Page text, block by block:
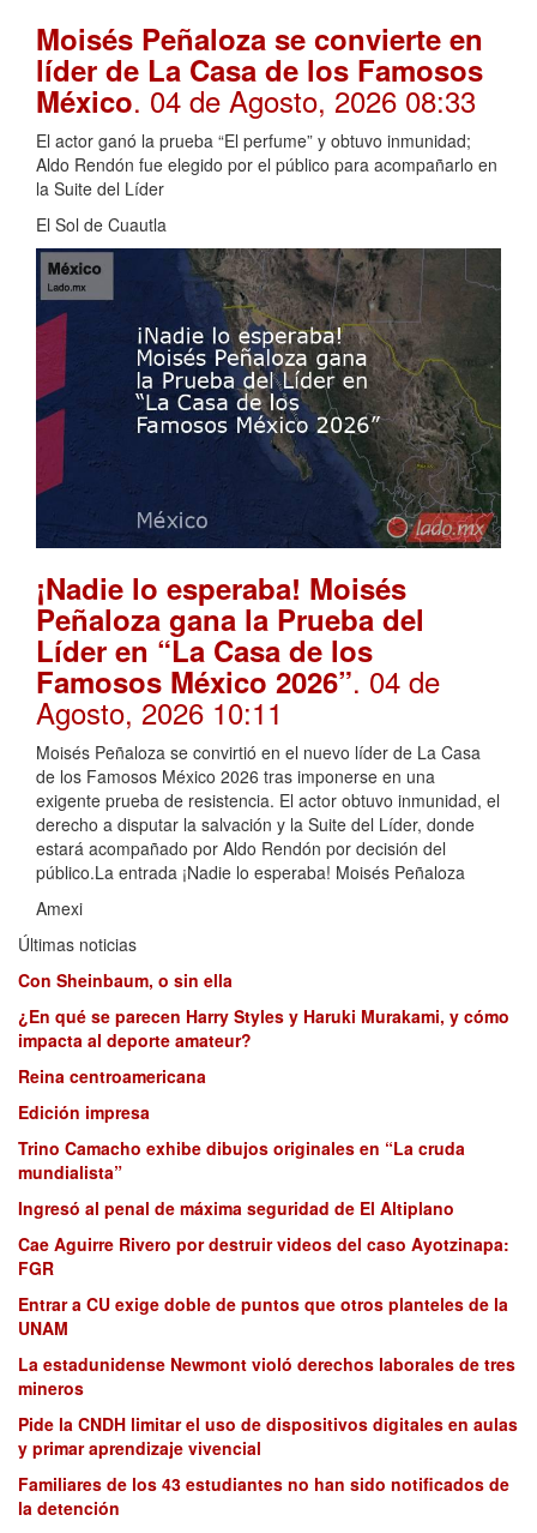
Moisés Peñaloza se convierte en
líder de La Casa de los Famosos
México. 04 de Agosto, 2026 08:33
El actor ganó la prueba “El perfume” y obtuvo inmunidad;
Aldo Rendón fue elegido por el público para acompañarlo en
la Suite del Líder
El Sol de Cuautla
¡Nadie lo esperaba! Moisés
Peñaloza gana la Prueba del
Líder en “La Casa de los
Famosos México 2026”. 04 de
Agosto, 2026 10:11
Moisés Peñaloza se convirtió en el nuevo líder de La Casa
de los Famosos México 2026 tras imponerse en una
exigente prueba de resistencia. El actor obtuvo inmunidad, el
derecho a disputar la salvación y la Suite del Líder, donde
estará acompañado por Aldo Rendón por decisión del
público.La entrada ¡Nadie lo esperaba! Moisés Peñaloza
Amexi
Últimas noticias
Con Sheinbaum, o sin ella
¿En qué se parecen Harry Styles y Haruki Murakami, y cómo
impacta al deporte amateur?
Reina centroamericana
Edición impresa
Trino Camacho exhibe dibujos originales en “La cruda
mundialista”
Ingresó al penal de máxima seguridad de El Altiplano
Cae Aguirre Rivero por destruir videos del caso Ayotzinapa:
FGR
Entrar a CU exige doble de puntos que otros planteles de la
UNAM
La estadunidense Newmont violó derechos laborales de tres
mineros
Pide la CNDH limitar el uso de dispositivos digitales en aulas
y primar aprendizaje vivencial
Familiares de los 43 estudiantes no han sido notificados de
la detención